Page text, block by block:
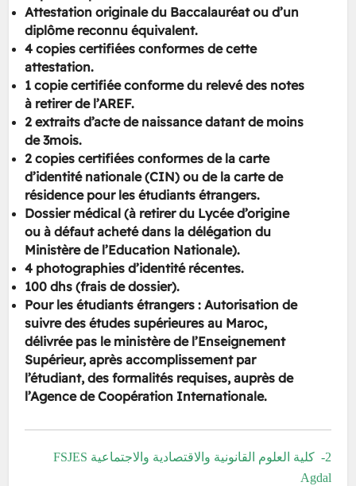
Attestation originale du Baccalauréat ou d’un
diplôme reconnu équivalent.
4 copies certifiées conformes de cette
attestation.
1 copie certifiée conforme du relevé des notes
à retirer de l’AREF.
2 extraits d’acte de naissance datant de moins
de 3mois.
2 copies certifiées conformes de la carte
d’identité nationale (CIN) ou de la carte de
résidence pour les étudiants étrangers.
Dossier médical (à retirer du Lycée d’origine
ou à défaut acheté dans la délégation du
Ministère de l’Education Nationale).
4 photographies d’identité récentes.
100 dhs (frais de dossier).
Pour les étudiants étrangers : Autorisation de
suivre des études supérieures au Maroc,
délivrée pas le ministère de l’Enseignement
Supérieur, après accomplissement par
l’étudiant, des formalités requises, auprès de
l’Agence de Coopération Internationale.
2- كلية العلوم القانونية والاقتصادية والاجتماعية FSJES
Agdal